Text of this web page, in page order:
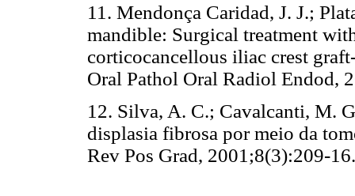
11. Mendonça Caridad, J. J.;
mandible: Surgical treatment
corticocancellous iliac crest
Oral Pathol Oral Radiol
12. Silva, A. C.; Cavalcanti, M.
displasia fibrosa por meio da
Rev Pos Grad,